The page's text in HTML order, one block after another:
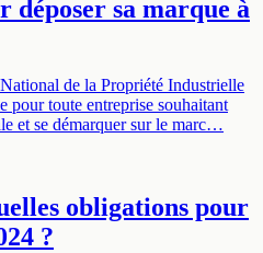
déposer sa marque à
de la Propriété Industrielle
pour toute entreprise souhaitant
et se démarquer sur le marc…
obligations pour
?